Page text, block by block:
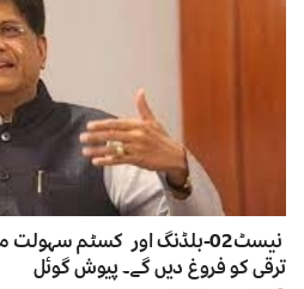
نیسٹ02-بلڈنگ اور کسٹم
ترقی کو فروغ دیں گے۔ پیوش گوئل